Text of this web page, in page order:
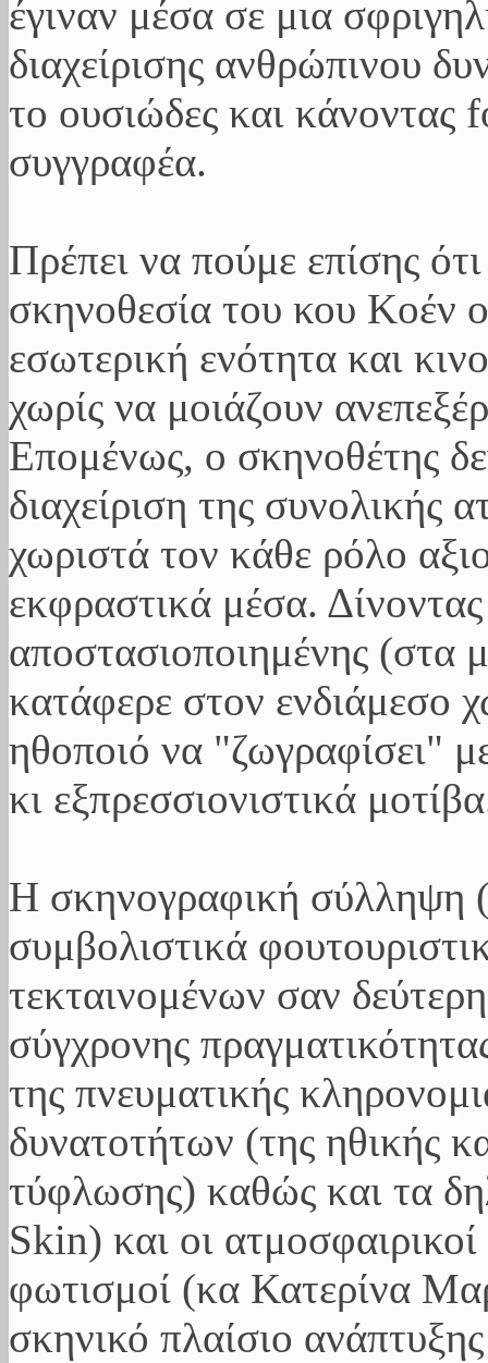
έγιναν μέσα σε μια
διαχείρισης ανθρώπινου
το ουσιώδες και κάνοντας
συγγραφέα.
Πρέπει να πούμε επίσης
σκηνοθεσία του κου Κοέν
εσωτερική ενότητα και
χωρίς να μοιάζουν
Επομένως, ο σκηνοθέτης
διαχείριση της συνολικής
χωριστά τον κάθε ρόλο
εκφραστικά μέσα.
αποστασιοποιημένης (στα
κατάφερε στον ενδιάμεσο
ηθοποιό να "ζωγραφίσει"
κι εξπρεσσιονιστικά
Η σκηνογραφική σύλληψη
συμβολιστικά
τεκταινομένων σαν
σύγχρονης
της πνευματικής
δυνατοτήτων (της ηθικής
τύφλωσης) καθώς και τα
Skin) και οι
φωτισμοί (κα Κατερίνα
σκηνικό πλαίσιο